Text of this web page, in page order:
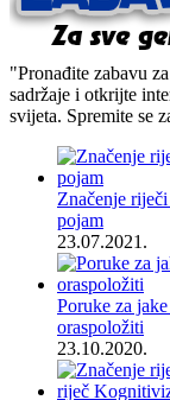
"Pronađite zabavu
sadržaje i otkrijte
svijeta. Spremite se
Značenje
pojam
23.07.2021.
Poruke za
oraspoložiti
23.10.2020.